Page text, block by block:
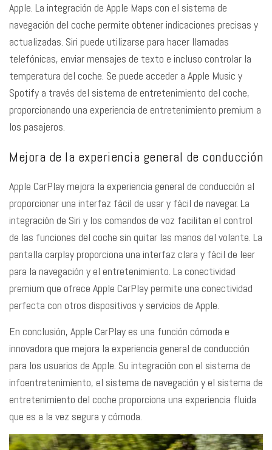
Apple. La integración de Apple Maps con el sistema de
navegación del coche permite obtener indicaciones precisas y
actualizadas. Siri puede utilizarse para hacer llamadas
telefónicas, enviar mensajes de texto e incluso controlar la
temperatura del coche. Se puede acceder a Apple Music y
Spotify a través del sistema de entretenimiento del coche,
proporcionando una experiencia de entretenimiento premium a
los pasajeros.
Mejora de la experiencia general de conducción
Apple CarPlay mejora la experiencia general de conducción al
proporcionar una interfaz fácil de usar y fácil de navegar. La
integración de Siri y los comandos de voz facilitan el control
de las funciones del coche sin quitar las manos del volante. La
pantalla carplay proporciona una interfaz clara y fácil de leer
para la navegación y el entretenimiento. La conectividad
premium que ofrece Apple CarPlay permite una conectividad
perfecta con otros dispositivos y servicios de Apple.
En conclusión, Apple CarPlay es una función cómoda e
innovadora que mejora la experiencia general de conducción
para los usuarios de Apple. Su integración con el sistema de
infoentretenimiento, el sistema de navegación y el sistema de
entretenimiento del coche proporciona una experiencia fluida
que es a la vez segura y cómoda.